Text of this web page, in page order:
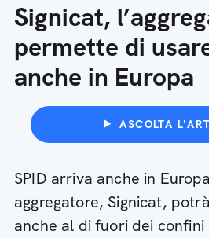
Signicat,
permette di
anche in Europa
ASCOLTA
SPID arriva anche in
aggregatore, Signicat,
anche al di fuori dei